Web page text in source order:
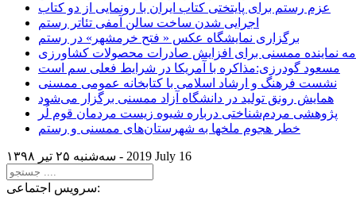
عزم رستم برای پایتختی کتاب ایران با رونمایی از دو کتاب
اجرایی شدن ساخت سالن آمفی تئاتر رستم
برگزاری نمایشگاه عکس « فتح خرمشهر» در رستم
نماینده ممسنی برای افزایش صادرات محصولات کشاورزی
مسعود گودرزی:مذاکره با آمریکا در شرایط فعلی سم است
نشست فرهنگ و ارشاد اسلامی با کتابخانه عمومی ممسنی
همایش رونق تولید در دانشگاه آزاد ممسنی برگزار می‌شود
پژوهشی مردم‌شناختی درباره شیوه زیست مردمان قوم لُر
خطر هجوم ملخها به شهرستان‌های ممسنی و رستم
سه‌شنبه ۲۵ تير ۱۳۹۸ - 2019 July 16
سرویس اجتماعی: